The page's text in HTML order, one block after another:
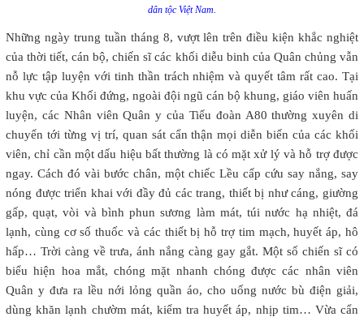
dân tộc Việt Nam.
Những ngày trung tuần tháng 8, vượt lên trên điều kiện khắc nghiệt
của thời tiết, cán bộ, chiến sĩ các khối diễu binh của Quân chủng vẫn
nỗ lực tập luyện với tinh thần trách nhiệm và quyết tâm rất cao. Tại
khu vực của Khối đứng, ngoài đội ngũ cán bộ khung, giáo viên huấn
luyện, các Nhân viên Quân y của Tiểu đoàn A80 thường xuyên di
chuyển tới từng vị trí, quan sát cẩn thận mọi diễn biến của các khối
viên, chỉ cần một dấu hiệu bất thường là có mặt xử lý và hỗ trợ được
ngay. Cách đó vài bước chân, một chiếc Lều cấp cứu say nắng, say
nóng được triển khai với đầy đủ các trang, thiết bị như cáng, giường
gấp, quạt, vòi và bình phun sương làm mát, túi nước hạ nhiệt, đá
lạnh, cùng cơ số thuốc và các thiết bị hỗ trợ tim mạch, huyết áp, hô
hấp… Trời càng về trưa, ánh nắng càng gay gắt. Một số chiến sĩ có
biểu hiện hoa mắt, chóng mặt nhanh chóng được các nhân viên
Quân y đưa ra lều nới lỏng quần áo, cho uống nước bù điện giải,
dùng khăn lạnh chườm mát, kiểm tra huyết áp, nhịp tim… Vừa cẩn